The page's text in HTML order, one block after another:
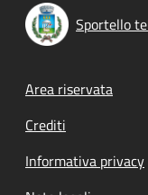
Sportello
Footer
Area riservata
Crediti
Informativa privacy